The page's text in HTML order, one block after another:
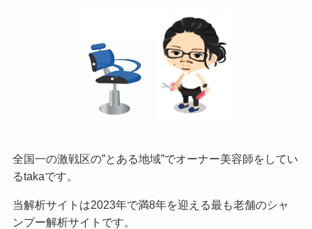
全国一の激戦区の”とある地域”でオーナー美容師をしてい
るtakaです。
当解析サイトは2023年で満8年を迎える最も老舗のシャ
ンプー解析サイトです。